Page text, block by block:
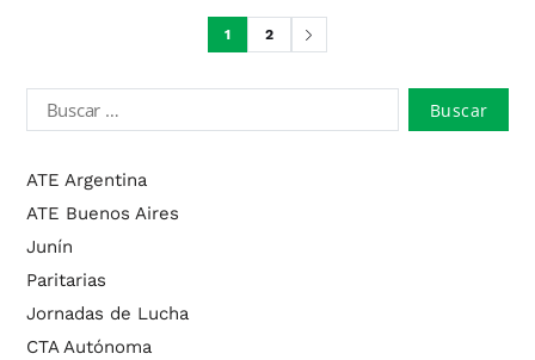
1 2
ATE Argentina
ATE Buenos Aires
Junín
Paritarias
Jornadas de Lucha
CTA Autónoma